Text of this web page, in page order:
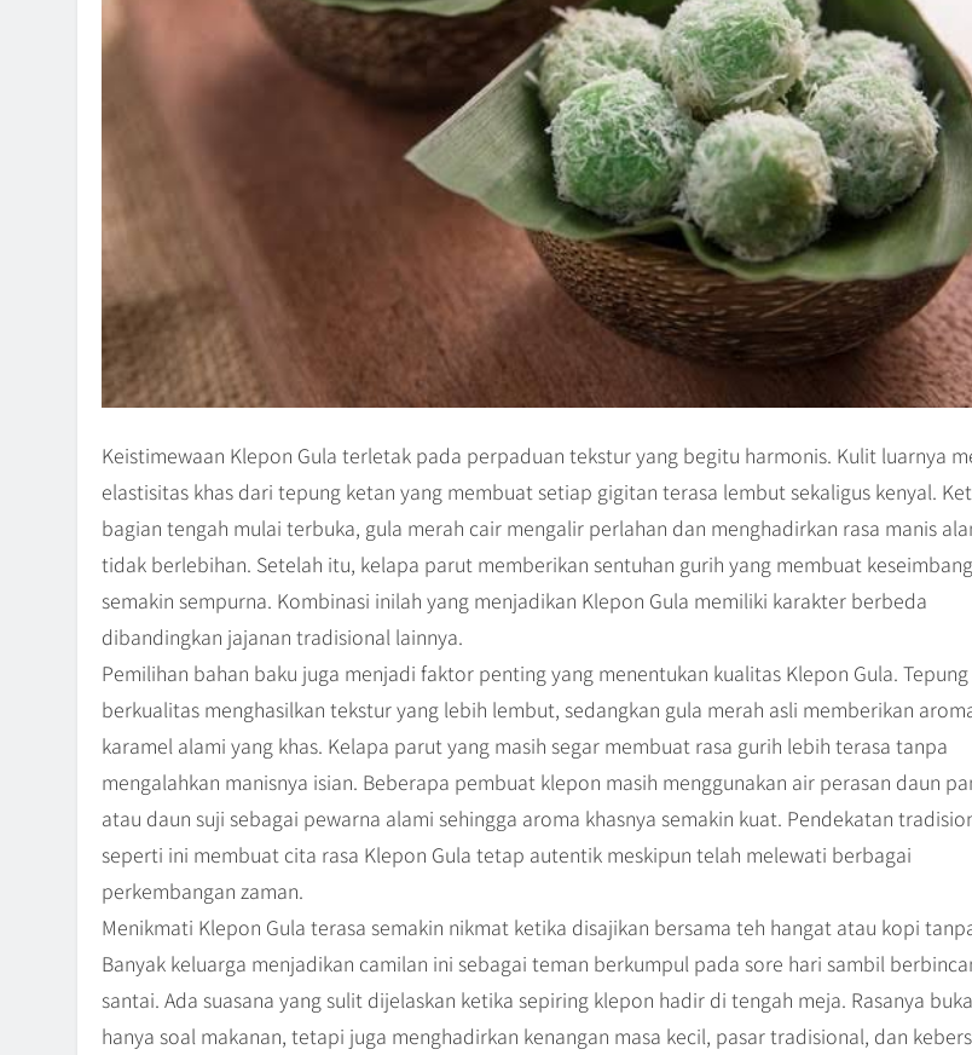
Keistimewaan Klepon Gula terletak pada perpaduan tekstur yang begitu harmonis. Kulit luarnya
elastisitas khas dari tepung ketan yang membuat setiap gigitan terasa lembut sekaligus kenyal.
bagian tengah mulai terbuka, gula merah cair mengalir perlahan dan menghadirkan rasa manis
tidak berlebihan. Setelah itu, kelapa parut memberikan sentuhan gurih yang membuat
semakin sempurna. Kombinasi inilah yang menjadikan Klepon Gula memiliki karakter berbeda
dibandingkan jajanan tradisional lainnya.
Pemilihan bahan baku juga menjadi faktor penting yang menentukan kualitas Klepon Gula.
berkualitas menghasilkan tekstur yang lebih lembut, sedangkan gula merah asli memberikan
karamel alami yang khas. Kelapa parut yang masih segar membuat rasa gurih lebih terasa tanpa
mengalahkan manisnya isian. Beberapa pembuat klepon masih menggunakan air perasan daun
atau daun suji sebagai pewarna alami sehingga aroma khasnya semakin kuat. Pendekatan
seperti ini membuat cita rasa Klepon Gula tetap autentik meskipun telah melewati berbagai
perkembangan zaman.
Menikmati Klepon Gula terasa semakin nikmat ketika disajikan bersama teh hangat atau kopi
Banyak keluarga menjadikan camilan ini sebagai teman berkumpul pada sore hari sambil
santai. Ada suasana yang sulit dijelaskan ketika sepiring klepon hadir di tengah meja. Rasanya
hanya soal makanan, tetapi juga menghadirkan kenangan masa kecil, pasar tradisional, dan